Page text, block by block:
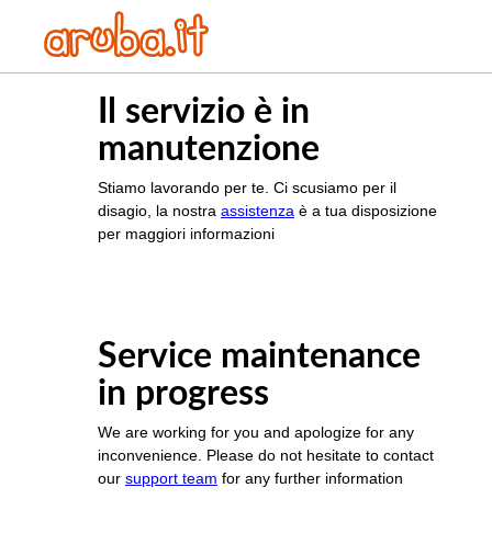
Il servizio è in
manutenzione
Stiamo lavorando per te. Ci scusiamo per il
disagio, la nostra assistenza è a tua disposizione
per maggiori informazioni
Service maintenance
in progress
We are working for you and apologize for any
inconvenience. Please do not hesitate to contact
our support team for any further information